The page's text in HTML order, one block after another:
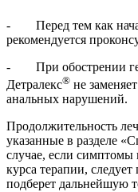
- Перед тем как
рекомендуется
- При обострении
Детралекс® не
анальных нарушений.
Продолжительность
указанные в разделе
случае, если симптомы
курса терапии,
подберет дальнейшую